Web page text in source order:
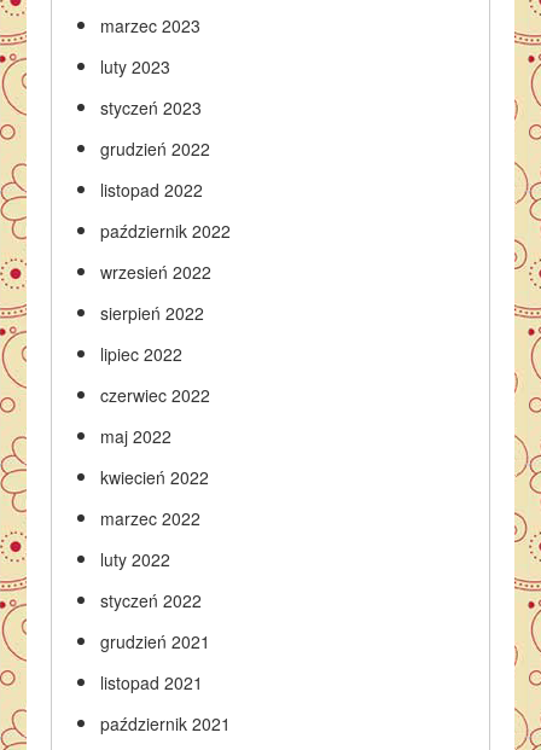
marzec 2023
luty 2023
styczeń 2023
grudzień 2022
listopad 2022
październik 2022
wrzesień 2022
sierpień 2022
lipiec 2022
czerwiec 2022
maj 2022
kwiecień 2022
marzec 2022
luty 2022
styczeń 2022
grudzień 2021
listopad 2021
październik 2021